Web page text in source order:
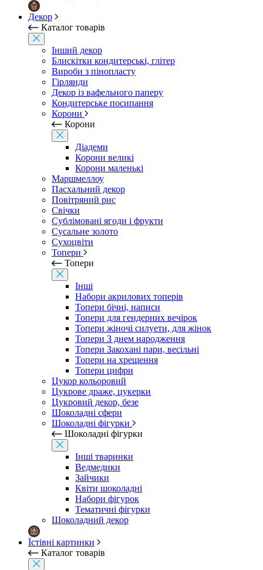
Декор
Каталог товарів
Інший декор
Блискітки кондитерські, глітер
Вироби з пінопласту
Гірлянди
Декор із вафельного паперу
Кондитерське посипання
Корони
Корони
Діадеми
Корони великі
Корони маленькі
Маршмеллоу
Пасхальний декор
Повітряний рис
Свічки
Сублімовані ягоди і фрукти
Сусальне золото
Сухоцвіти
Топери
Топери
Інші
Набори акрилових топерів
Топери бічні, написи
Топери для гендерних вечірок
Топери жіночі силуети, для жінок
Топери З днем ​​народження
Топери Закохані пари, весільні
Топери на хрещення
Топери цифри
Цукор кольоровий
Цукрове драже, цукерки
Цукровий декор, безе
Шоколадні сфери
Шоколадні фігурки
Шоколадні фігурки
Інші тваринки
Ведмедики
Зайчики
Квіти шоколадні
Набори фігурок
Тематичні фігурки
Шоколадний декор
Їстівні картинки
Каталог товарів